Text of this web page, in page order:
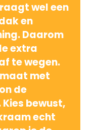
wel een
en
Daarom
extra
te wegen.
met
de
bewust,
echt